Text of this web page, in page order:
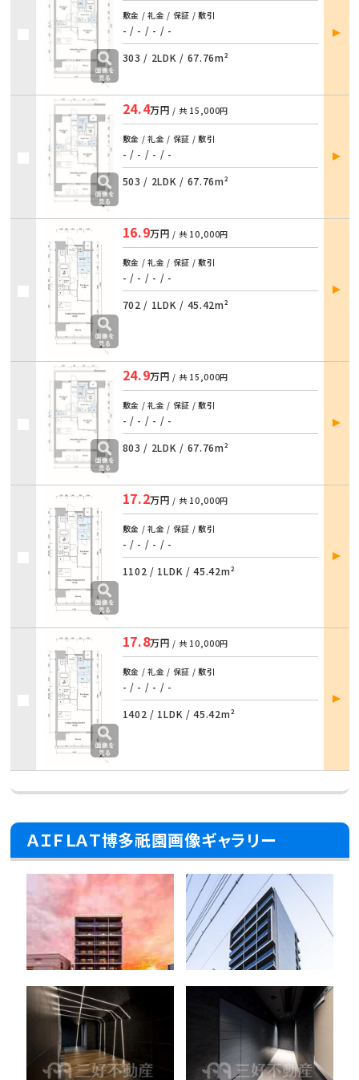
敷金 / 礼金 / 保証 / 敷引
- / - / - / -
303 / 2LDK / 67.76m²
部屋
詳細
24.4万円 / 共 15,000円
敷金 / 礼金 / 保証 / 敷引
- / - / - / -
503 / 2LDK / 67.76m²
部屋
詳細
16.9万円 / 共 10,000円
敷金 / 礼金 / 保証 / 敷引
- / - / - / -
702 / 1LDK / 45.42m²
部屋
詳細
24.9万円 / 共 15,000円
敷金 / 礼金 / 保証 / 敷引
- / - / - / -
803 / 2LDK / 67.76m²
部屋
詳細
17.2万円 / 共 10,000円
敷金 / 礼金 / 保証 / 敷引
- / - / - / -
1102 / 1LDK /45.42m²
部屋
詳細
17.8万円 / 共 10,000円
敷金 / 礼金 / 保証 / 敷引
- / - / - / -
1402 / 1LDK /45.42m²
部屋
詳細
ＡＩＦＬＡＴ博多祇園画像ギャラリー